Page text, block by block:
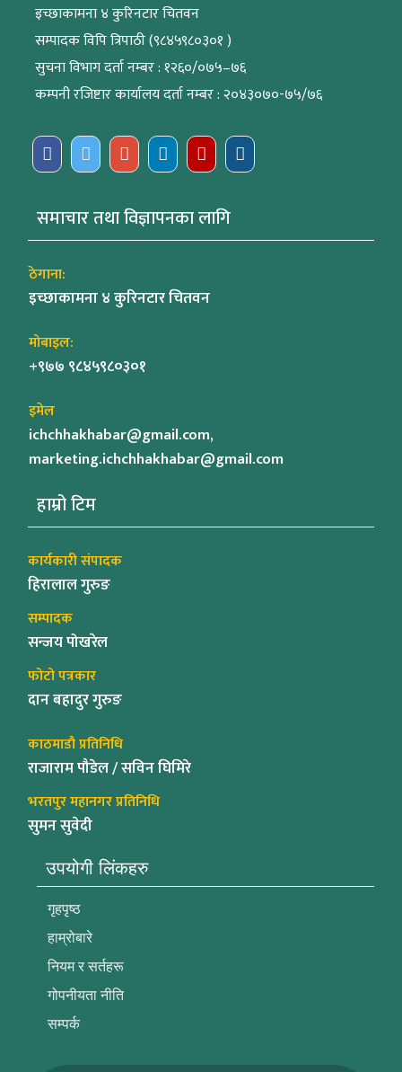
इच्छाकामना ४ कुरिनटार चितवन
सम्पादक विपि त्रिपाठी (९८४५९८०३०१ )
सुचना विभाग दर्ता नम्बर : १२६०/०७५–७६
कम्पनी रजिष्टार कार्यालय दर्ता नम्बर : २०४३०७०-७५/७६
समाचार तथा विज्ञापनका लागि
ठेगाना:
इच्छाकामना ४ कुरिनटार चितवन
मोबाइल:
+९७७ ९८४५९८०३०१
इमेल
ichchhakhabar@gmail.com,
marketing.ichchhakhabar@gmail.com
हाम्रो टिम
कार्यकारी संपादक
हिरालाल गुरुङ
सम्पादक
सन्जय पोखरेल
फोटो पत्रकार
दान बहादुर गुरुङ
काठमाडौ प्रतिनिधि
राजाराम पौडेल / सविन घिमिरे
भरतपुर महानगर प्रतिनिधि
सुमन सुवेदी
उपयोगी लिंकहरु
गृहपृष्ठ
हाम्रोबारे
नियम र सर्तहरू
गोपनीयता नीति
सम्पर्क